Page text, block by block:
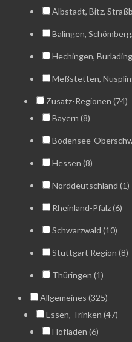
Albstadt, Bitz,
Balingen,
Hechingen,
Meßstetten,
Zusatz-Regionen (74)
Bayern (8)
Bodensee-
Hessen (8)
Norddeutschland (1)
Rheinland-Pfalz (6)
Schwarzwald (10)
Stuttgart Region (8)
Thüringen (1)
Allgemeines (325)
Essen, Trinken (47)
Hofläden (6)